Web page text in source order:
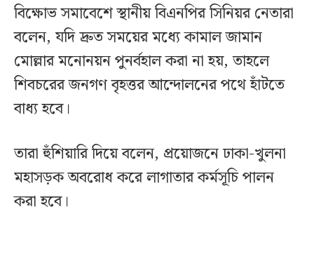
বিক্ষোভ সমাবেশে স্থানীয় বিএনপির সিনিয়র নেতারা
বলেন, যদি দ্রুত সময়ের মধ্যে কামাল জামান
মোল্লার মনোনয়ন পুনর্বহাল করা না হয়, তাহলে
শিবচরের জনগণ বৃহত্তর আন্দোলনের পথে হাঁটতে
বাধ্য হবে।
তারা হুঁশিয়ারি দিয়ে বলেন, প্রয়োজনে ঢাকা-খুলনা
মহাসড়ক অবরোধ করে লাগাতার কর্মসূচি পালন
করা হবে।